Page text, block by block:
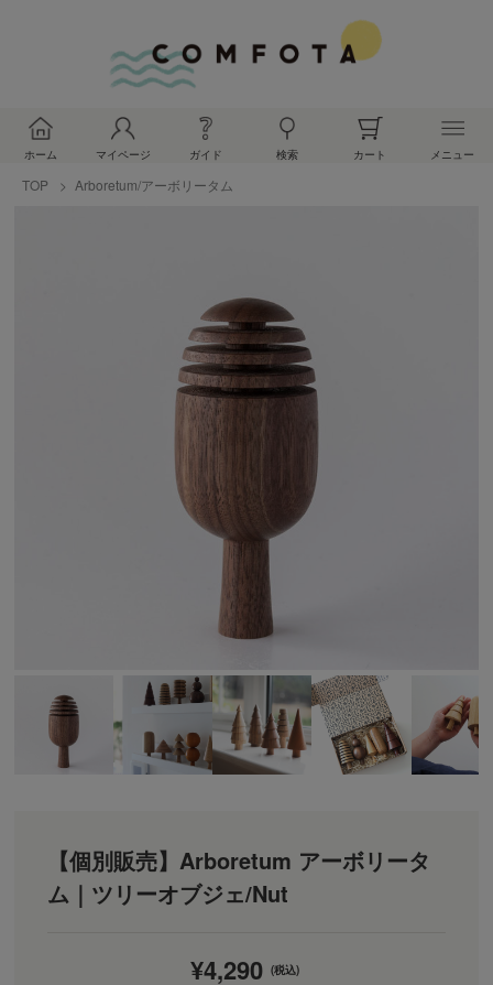
ホーム マイページ ガイド 検索 カート メニュー
TOP Arboretum/アーボリータム
【個別販売】Arboretum アーボリータ
ム｜ツリーオブジェ/Nut
¥4,290 (税込)